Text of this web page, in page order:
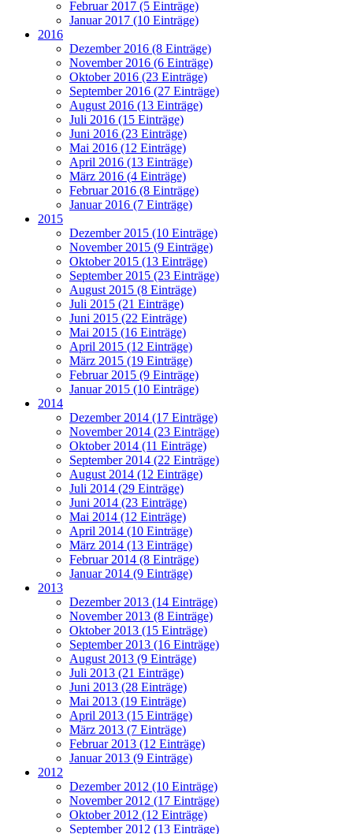
Februar 2017 (5 Einträge)
Januar 2017 (10 Einträge)
2016
Dezember 2016 (8 Einträge)
November 2016 (6 Einträge)
Oktober 2016 (23 Einträge)
September 2016 (27 Einträge)
August 2016 (13 Einträge)
Juli 2016 (15 Einträge)
Juni 2016 (23 Einträge)
Mai 2016 (12 Einträge)
April 2016 (13 Einträge)
März 2016 (4 Einträge)
Februar 2016 (8 Einträge)
Januar 2016 (7 Einträge)
2015
Dezember 2015 (10 Einträge)
November 2015 (9 Einträge)
Oktober 2015 (13 Einträge)
September 2015 (23 Einträge)
August 2015 (8 Einträge)
Juli 2015 (21 Einträge)
Juni 2015 (22 Einträge)
Mai 2015 (16 Einträge)
April 2015 (12 Einträge)
März 2015 (19 Einträge)
Februar 2015 (9 Einträge)
Januar 2015 (10 Einträge)
2014
Dezember 2014 (17 Einträge)
November 2014 (23 Einträge)
Oktober 2014 (11 Einträge)
September 2014 (22 Einträge)
August 2014 (12 Einträge)
Juli 2014 (29 Einträge)
Juni 2014 (23 Einträge)
Mai 2014 (12 Einträge)
April 2014 (10 Einträge)
März 2014 (13 Einträge)
Februar 2014 (8 Einträge)
Januar 2014 (9 Einträge)
2013
Dezember 2013 (14 Einträge)
November 2013 (8 Einträge)
Oktober 2013 (15 Einträge)
September 2013 (16 Einträge)
August 2013 (9 Einträge)
Juli 2013 (21 Einträge)
Juni 2013 (28 Einträge)
Mai 2013 (19 Einträge)
April 2013 (15 Einträge)
März 2013 (7 Einträge)
Februar 2013 (12 Einträge)
Januar 2013 (9 Einträge)
2012
Dezember 2012 (10 Einträge)
November 2012 (17 Einträge)
Oktober 2012 (12 Einträge)
September 2012 (13 Einträge)